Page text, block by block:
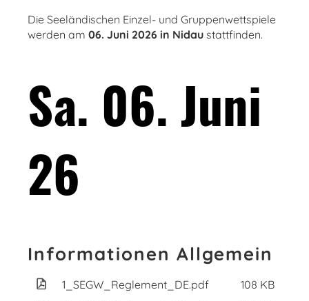
Die Seeländischen Einzel- und Gruppenwettspiele
werden am 06. Juni 2026 in Nidau stattfinden.
Sa. 06. Juni
26
Informationen Allgemein
1_SEGW_Reglement_DE.pdf
108 KB